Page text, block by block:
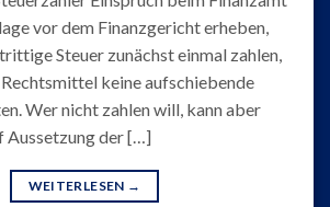
vor dem Finanzgericht erheben,
Steuer zunächst einmal zahlen,
keine aufschiebende
Wer nicht zahlen will, kann aber
Aussetzung der […]
WEITERLESEN →